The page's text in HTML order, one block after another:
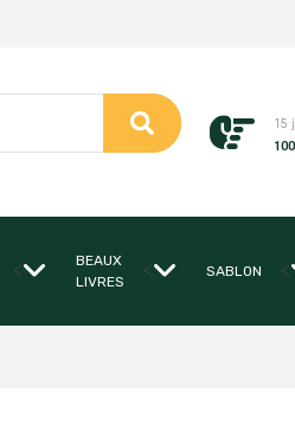
15
<
BEAUX
LIVRES
< SABLON <